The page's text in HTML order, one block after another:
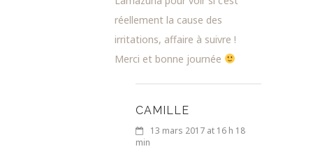
réellement la cause des
irritations, affaire à suivre !
Merci et bonne journée
CAMILLE
13 mars 2017 at 16 h 18
min